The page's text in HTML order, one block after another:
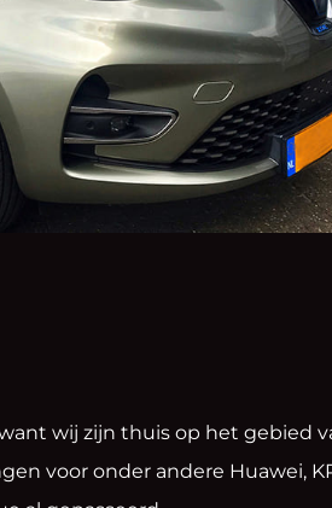
wij zijn thuis op het gebied
voor onder andere Huawei,